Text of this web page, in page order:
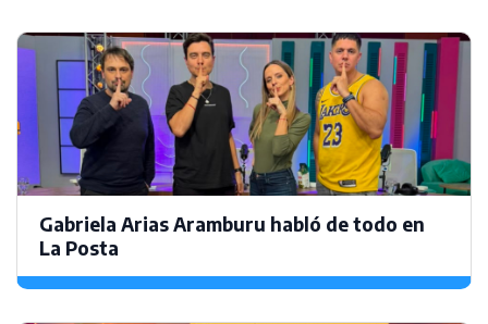
Gabriela Arias Aramburu habló de todo en
La Posta